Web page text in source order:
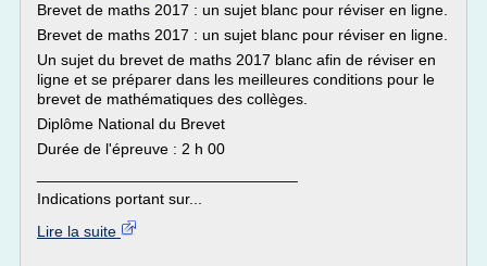
Brevet de maths 2017 : un sujet blanc pour réviser en ligne.
Brevet de maths 2017 : un sujet blanc pour réviser en ligne.
Un sujet du brevet de maths 2017 blanc afin de réviser en
ligne et se préparer dans les meilleures conditions pour le
brevet de mathématiques des collèges.
Diplôme National du Brevet
Durée de l'épreuve : 2 h 00
Indications portant sur...
Lire la suite